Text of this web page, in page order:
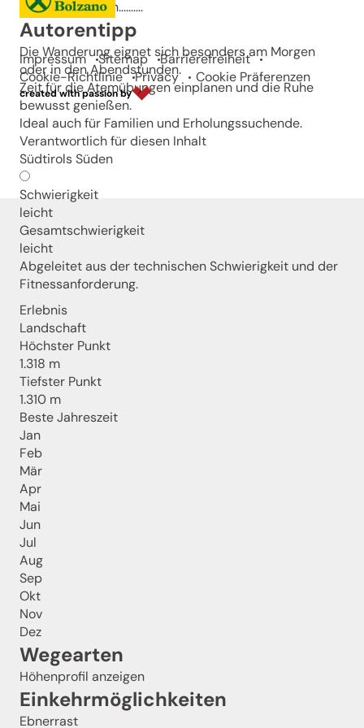
kennen zu lernen..........
Autorentipp
Die Wanderung eignet sich besonders am Morgen
oder in den Abendstunden.
Zeit für die Atemübungen einplanen und die Ruhe
bewusst genießen.
Ideal auch für Familien und Erholungssuchende.
Verantwortlich für diesen Inhalt
Südtirols Süden
Schwierigkeit
leicht
Gesamtschwierigkeit
leicht
Abgeleitet aus der technischen Schwierigkeit und der
Fitnessanforderung.
Erlebnis
Landschaft
Höchster Punkt
1.318 m
Tiefster Punkt
1.310 m
Beste Jahreszeit
Jan
Feb
Mär
Apr
Mai
Jun
Jul
Aug
Sep
Okt
Nov
Dez
Wegearten
Höhenprofil anzeigen
Einkehrmöglichkeiten
Ebnerrast
Impressum Sitemap
Barrierefreiheit
Cookie-Richtlinie
Privacy Cookie Präferenzen
created with passion by